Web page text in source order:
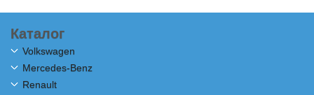
Каталог
Volkswagen
Mercedes-Benz
Renault